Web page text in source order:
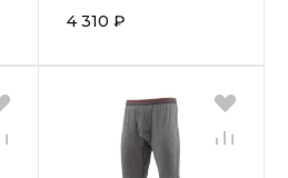
4 310 ₽